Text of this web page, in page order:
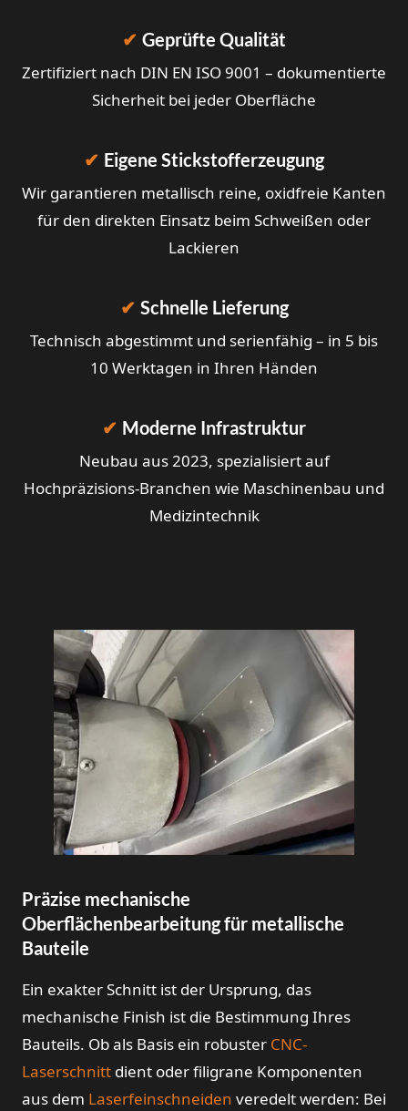
✔ Geprüfte Qualität
Zertifiziert nach DIN EN ISO 9001 – dokumentierte
Sicherheit bei jeder Oberfläche
✔ Eigene Stickstofferzeugung
Wir garantieren metallisch reine, oxidfreie Kanten
für den direkten Einsatz beim Schweißen oder
Lackieren
✔ Schnelle Lieferung
Technisch abgestimmt und serienfähig – in 5 bis
10 Werktagen in Ihren Händen
✔ Moderne Infrastruktur
Neubau aus 2023, spezialisiert auf
Hochpräzisions-Branchen wie Maschinenbau und
Medizintechnik
Präzise mechanische
Oberflächenbearbeitung für metallische
Bauteile
Ein exakter Schnitt ist der Ursprung, das
mechanische Finish ist die Bestimmung Ihres
Bauteils. Ob als Basis ein robuster CNC-
Laserschnittdient oder filigrane Komponenten
aus dem Laserfeinschneiden veredelt werden: Bei